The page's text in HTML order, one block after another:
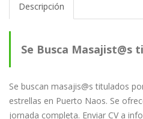
Descripción
Se Busca Masajist@s
Se buscan masajis@s titulados
estrellas en Puerto Naos. Se
jornada completa. Enviar CV a